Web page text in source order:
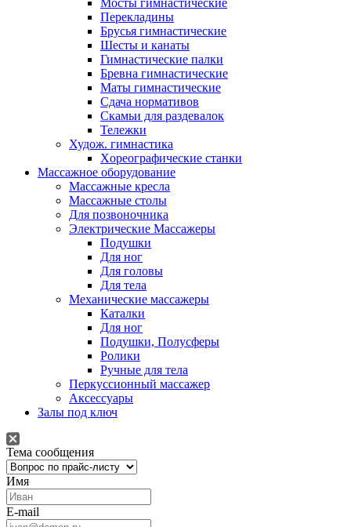
Мосты гимнастические
Перекладины
Брусья гимнастические
Шесты и канаты
Гимнастические палки
Бревна гимнастические
Маты гимнастические
Сдача нормативов
Скамьи для раздевалок
Тележки
Худож. гимнастика
Xореографические станки
Массажное оборудование
Массажные кресла
Массажные столы
Для позвоночника
Электрические Массажеры
Подушки
Для ног
Для головы
Для тела
Механические массажеры
Каталки
Для ног
Подушки, Полусферы
Ролики
Ручные для тела
Перкуссионный массажер
Аксессуары
Залы под ключ
Тема сообщения
Имя
E-mail